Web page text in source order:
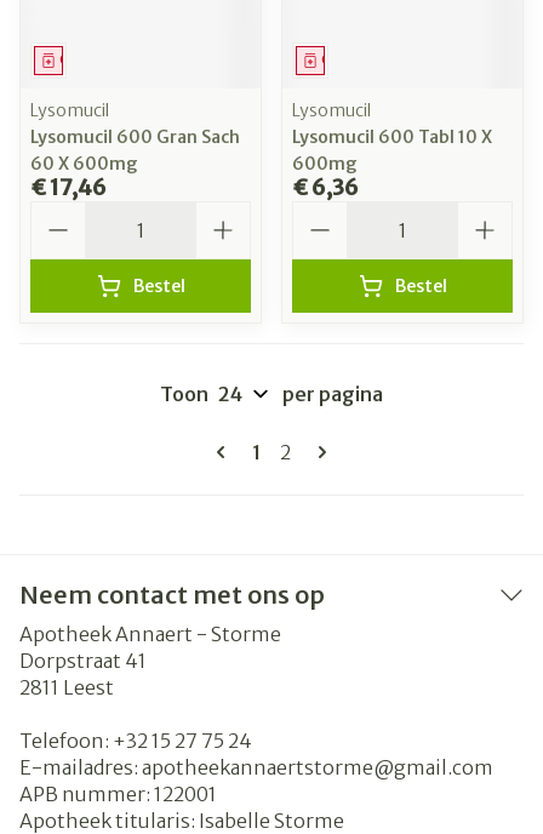
Geneesmiddel
Lysomucil
Lysomucil 600 Gran Sach
60 X 600mg
€ 17,46
Bestel
Geneesmiddel
Lysomucil
Lysomucil 600 Tabl 10 X
600mg
€ 6,36
Bestel
Pagina's
U lees momenteel pagina
1 Pagina
2
Toon per pagina
Neem contact met ons op
Apotheek Annaert - Storme
Dorpstraat 41
2811 Leest
Telefoon: +32 15 27 75 24
E-mailadres: apotheekannaertstorme@gmail.com
APB nummer: 122001
Apotheek titularis: Isabelle Storme